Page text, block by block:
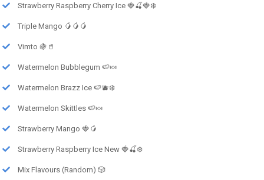
Strawberry Raspberry Cherry Ice 🍓🍒🍓❄️
Triple Mango 🥭🥭🥭
Vimto 🍇🥤
Watermelon Bubblegum 🍉🍬
Watermelon Brazz Ice 🍉🫐❄️
Watermelon Skittles 🍉🍬
Strawberry Mango 🍓🥭
Strawberry Raspberry Ice New 🍓🍒❄️
Mix Flavours (Random) 🎲